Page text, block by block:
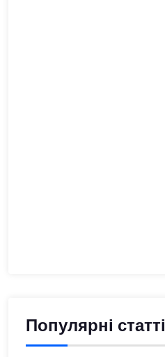
Популярні статті